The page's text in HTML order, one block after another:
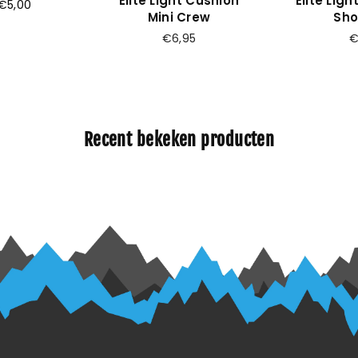
Mini Crew
Prijs
€6,95
Recent bekeken producten